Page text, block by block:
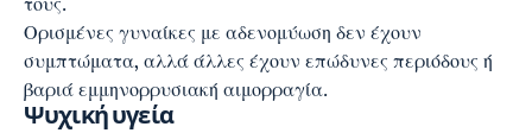
Ορισμένες γυναίκες με αδενομύωση δεν έχουν
συμπτώματα, αλλά άλλες έχουν επώδυνες περιόδους ή
βαριά εμμηνορρυσιακή αιμορραγία.
Ψυχική υγεία